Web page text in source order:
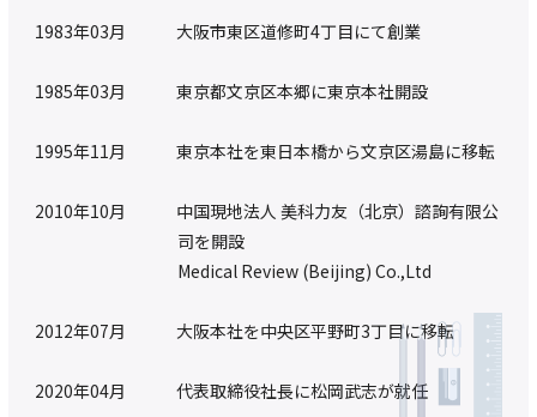
1983年03月 大阪市東区道修町4丁目にて創業
1985年03月 東京都文京区本郷に東京本社開設
1995年11月 東京本社を東日本橋から文京区湯島に移転
2010年10月 中国現地法⼈ 美科⼒友（北京）諮詢有限公
司を開設
Medical Review (Beijing) Co.,Ltd
2012年07月 ⼤阪本社を中央区平野町3丁目に移転
2020年04月 代表取締役社長に松岡武志が就任